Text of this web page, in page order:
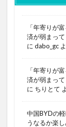
「年寄りが
済が弱まっ
に dabo_gc
「年寄りが
済が弱まっ
に ちりとて
中国BYDの
うなるか楽し